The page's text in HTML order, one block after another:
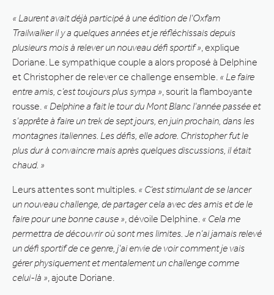
« Laurent avait déjà participé à une édition de l’Oxfam
Trailwalker il y a quelques années et je réfléchissais depuis
plusieurs mois à relever un nouveau défi sportif » , explique
Doriane. Le sympathique couple a alors proposé à Delphine
et Christopher de relever ce challenge ensemble. « Le faire
entre amis, c’est toujours plus sympa » , sourit la flamboyante
rousse. « Delphine a fait le tour du Mont Blanc l’année passée et
s’apprête à faire un trek de sept jours, en juin prochain, dans les
montagnes italiennes. Les défis, elle adore. Christopher fut le
plus dur à convaincre mais après quelques discussions, il était
chaud. »
Leurs attentes sont multiples. « C’est stimulant de se lancer
un nouveau challenge, de partager cela avec des amis et de le
faire pour une bonne cause » , dévoile Delphine. « Cela me
permettra de découvrir où sont mes limites. Je n’ai jamais relevé
un défi sportif de ce genre, j’ai envie de voir comment je vais
gérer physiquement et mentalement un challenge comme
celui-là » , ajoute Doriane.